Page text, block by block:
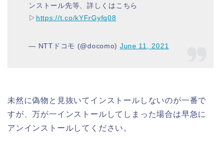
ンストール先等、詳しくはこちら
▷ https://t.co/kYFrGyfq08
— NTTドコモ (@docomo) June 11, 2021
未然に偽物と見抜いてインストールしないのが一番で
すが、万が一インストールしてしまった場合は早急に
アンインストールしてください。